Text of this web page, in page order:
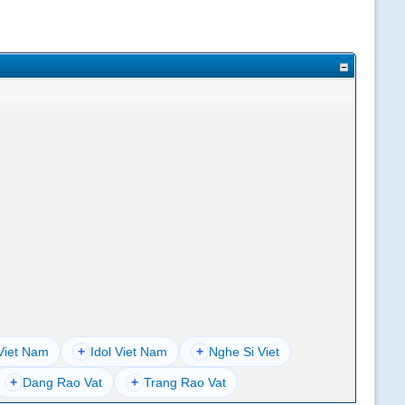
Nam + Idol Viet Nam + Nghe Si Viet
+ Dang Rao Vat + Trang Rao Vat